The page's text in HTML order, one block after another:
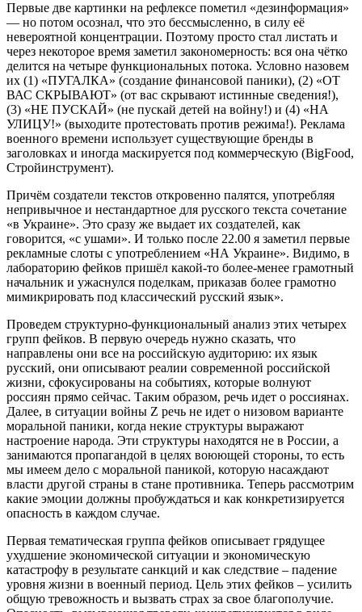
Первые две картинки на рефлексе пометил «дезинформация»
— но потом осознал, что это бессмысленно, в силу её
невероятной концентрации. Поэтому просто стал листать и
через некоторое время заметил закономерность: вся она чётко
делится на четыре функциональных потока. Условно назовем
их (1) «ПУГАЛКА» (создание финансовой паники), (2) «ОТ
ВАС СКРЫВАЮТ» (от вас скрывают истинные сведения!),
(3) «НЕ ПУСКАЙ» (не пускай детей на войну!) и (4) «НА
УЛИЦУ!» (выходите протестовать против режима!). Реклама
военного времени использует существующие бренды в
заголовках и иногда маскируется под коммерческую (BigFood,
Стройинструмент).
Причём создатели текстов откровенно палятся, употребляя
непривычное и нестандартное для русского текста сочетание
«в Украине». Это сразу же выдает их создателей, как
говорится, «с ушами». И только после 22.00 я заметил первые
рекламные слоты с употреблением «НА Украине». Видимо, в
лабораторию фейков пришёл какой-то более-менее грамотный
начальник и ужаснулся поделкам, приказав более грамотно
мимикрировать под классический русский язык».
Проведем структурно-функциональный анализ этих четырех
групп фейков. В первую очередь нужно сказать, что
направлены они все на российскую аудиторию: их язык
русский, они описывают реалии современной российской
жизни, сфокусированы на событиях, которые волнуют
россиян прямо сейчас. Таким образом, речь идет о россиянах.
Далее, в ситуации войны Z речь не идет о низовом варианте
моральной паники, когда некие структуры выражают
настроение народа. Эти структуры находятся не в России, а
занимаются пропагандой в целях воюющей стороны, то есть
мы имеем дело с моральной паникой, которую насаждают
власти другой страны в стане противника. Теперь рассмотрим
какие эмоции должны пробуждаться и как конкретизируется
опасность в каждом случае.
Первая тематическая группа фейков описывает грядущее
ухудшение экономической ситуации и экономическую
катастрофу в результате санкций и как следствие – падение
уровня жизни в военный период. Цель этих фейков – усилить
общую тревожность и вызвать страх за свое благополучие.